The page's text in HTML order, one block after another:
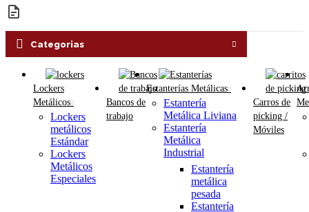
Categorias
Lockers
Metálicos
Lockers
metálicos
Estándar
Lockers
Metálicos
Especiales
Bancos de
trabajo
Estanterías Metálicas
Estantería
Metálica Liviana
Estantería
Metálica
Industrial
Estantería
metálica
pesada
Estantería
Carros de
picking /
Móviles